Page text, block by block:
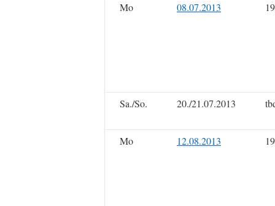
Mo 08.07.2013
Sa./So. 20./21.07.2013
Mo 12.08.2013